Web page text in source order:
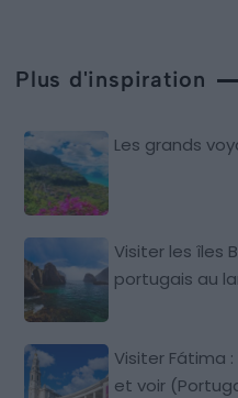
Plus d'inspiration
Les grands
Visiter les îles
portugais au
Visiter Fátima
et voir